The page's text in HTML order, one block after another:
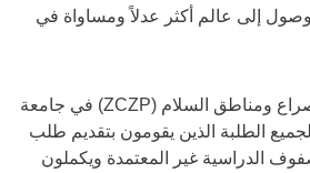
إلى عالم أكثر عدلاً ومساواة في
ويعتبر برنامج مناطق الصراع ومناطق السلام (ZCZP) في جامعة
الطلبة الذين يقومون بتقديم طلب
الدراسية غير المعتمدة ويكملون